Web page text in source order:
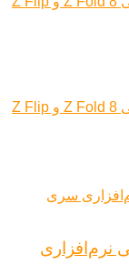
نرم‌افزاری